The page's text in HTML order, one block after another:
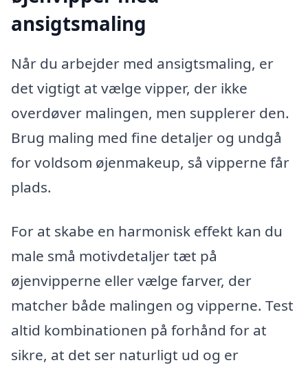
ansigtsmaling
Når du arbejder med ansigtsmaling, er
det vigtigt at vælge vipper, der ikke
overdøver malingen, men supplerer den.
Brug maling med fine detaljer og undgå
for voldsom øjenmakeup, så vipperne får
plads.
For at skabe en harmonisk effekt kan du
male små motivdetaljer tæt på
øjenvipperne eller vælge farver, der
matcher både malingen og vipperne. Test
altid kombinationen på forhånd for at
sikre, at det ser naturligt ud og er